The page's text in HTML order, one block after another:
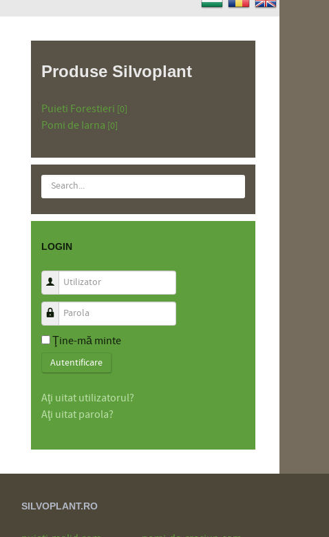
Produse Silvoplant
Puieti Forestieri [0]
Pomi de Iarna [0]
LOGIN
Utilizator
Parola
Ţine-mă minte
Autentificare
Aţi uitat utilizatorul?
Aţi uitat parola?
SILVOPLANT.RO